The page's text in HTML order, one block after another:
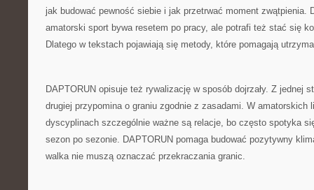
jak budować pewność siebie i jak przetrwać moment zwątpienia.
amatorski sport bywa resetem po pracy, ale potrafi też stać się
Dlatego w tekstach pojawiają się metody, które pomagają
DAPTORUN opisuje też rywalizację w sposób dojrzały. Z jednej
drugiej przypomina o graniu zgodnie z zasadami. W amatorskich
dyscyplinach szczególnie ważne są relacje, bo często spotyka
sezon po sezonie. DAPTORUN pomaga budować pozytywny
walka nie muszą oznaczać przekraczania granic.